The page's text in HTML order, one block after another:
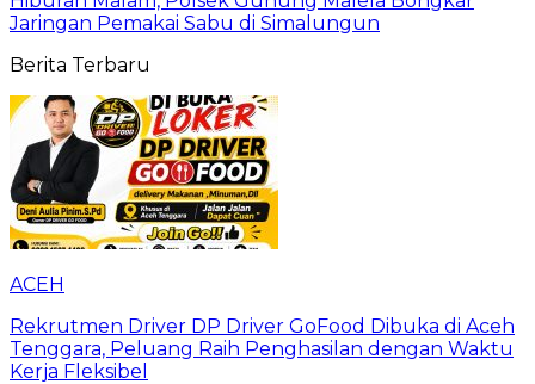
Jaringan Pemakai Sabu di Simalungun
Berita Terbaru
ACEH
Rekrutmen Driver DP Driver GoFood Dibuka di Aceh
Tenggara, Peluang Raih Penghasilan dengan Waktu
Kerja Fleksibel